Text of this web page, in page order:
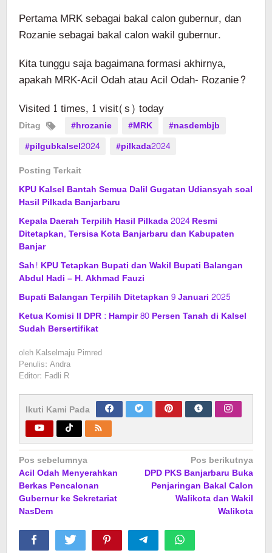
Pertama MRK sebagai bakal calon gubernur, dan
Rozanie sebagai bakal calon wakil gubernur.
Kita tunggu saja bagaimana formasi akhirnya,
apakah MRK-Acil Odah atau Acil Odah- Rozanie?
Visited 1 times, 1 visit(s) today
Ditag #hrozanie #MRK
#nasdembjb
#pilgubkalsel2024
#pilkada2024
Posting Terkait
KPU Kalsel Bantah Semua Dalil Gugatan Udiansyah soal
Hasil Pilkada Banjarbaru
Kepala Daerah Terpilih Hasil Pilkada 2024 Resmi
Ditetapkan, Tersisa Kota Banjarbaru dan Kabupaten
Banjar
Sah! KPU Tetapkan Bupati dan Wakil Bupati Balangan
Abdul Hadi – H. Akhmad Fauzi
Bupati Balangan Terpilih Ditetapkan 9 Januari 2025
Ketua Komisi II DPR : Hampir 80 Persen Tanah di Kalsel
Sudah Bersertifikat
oleh Kalselmaju Pimred
Penulis: Andra
Editor: Fadli R
Ikuti Kami Pada
Navigasi
pos
Pos sebelumnya
Acil Odah Menyerahkan
Berkas Pencalonan
Gubernur ke Sekretariat
NasDem
Pos berikutnya
DPD PKS Banjarbaru Buka
Penjaringan Bakal Calon
Walikota dan Wakil
Walikota